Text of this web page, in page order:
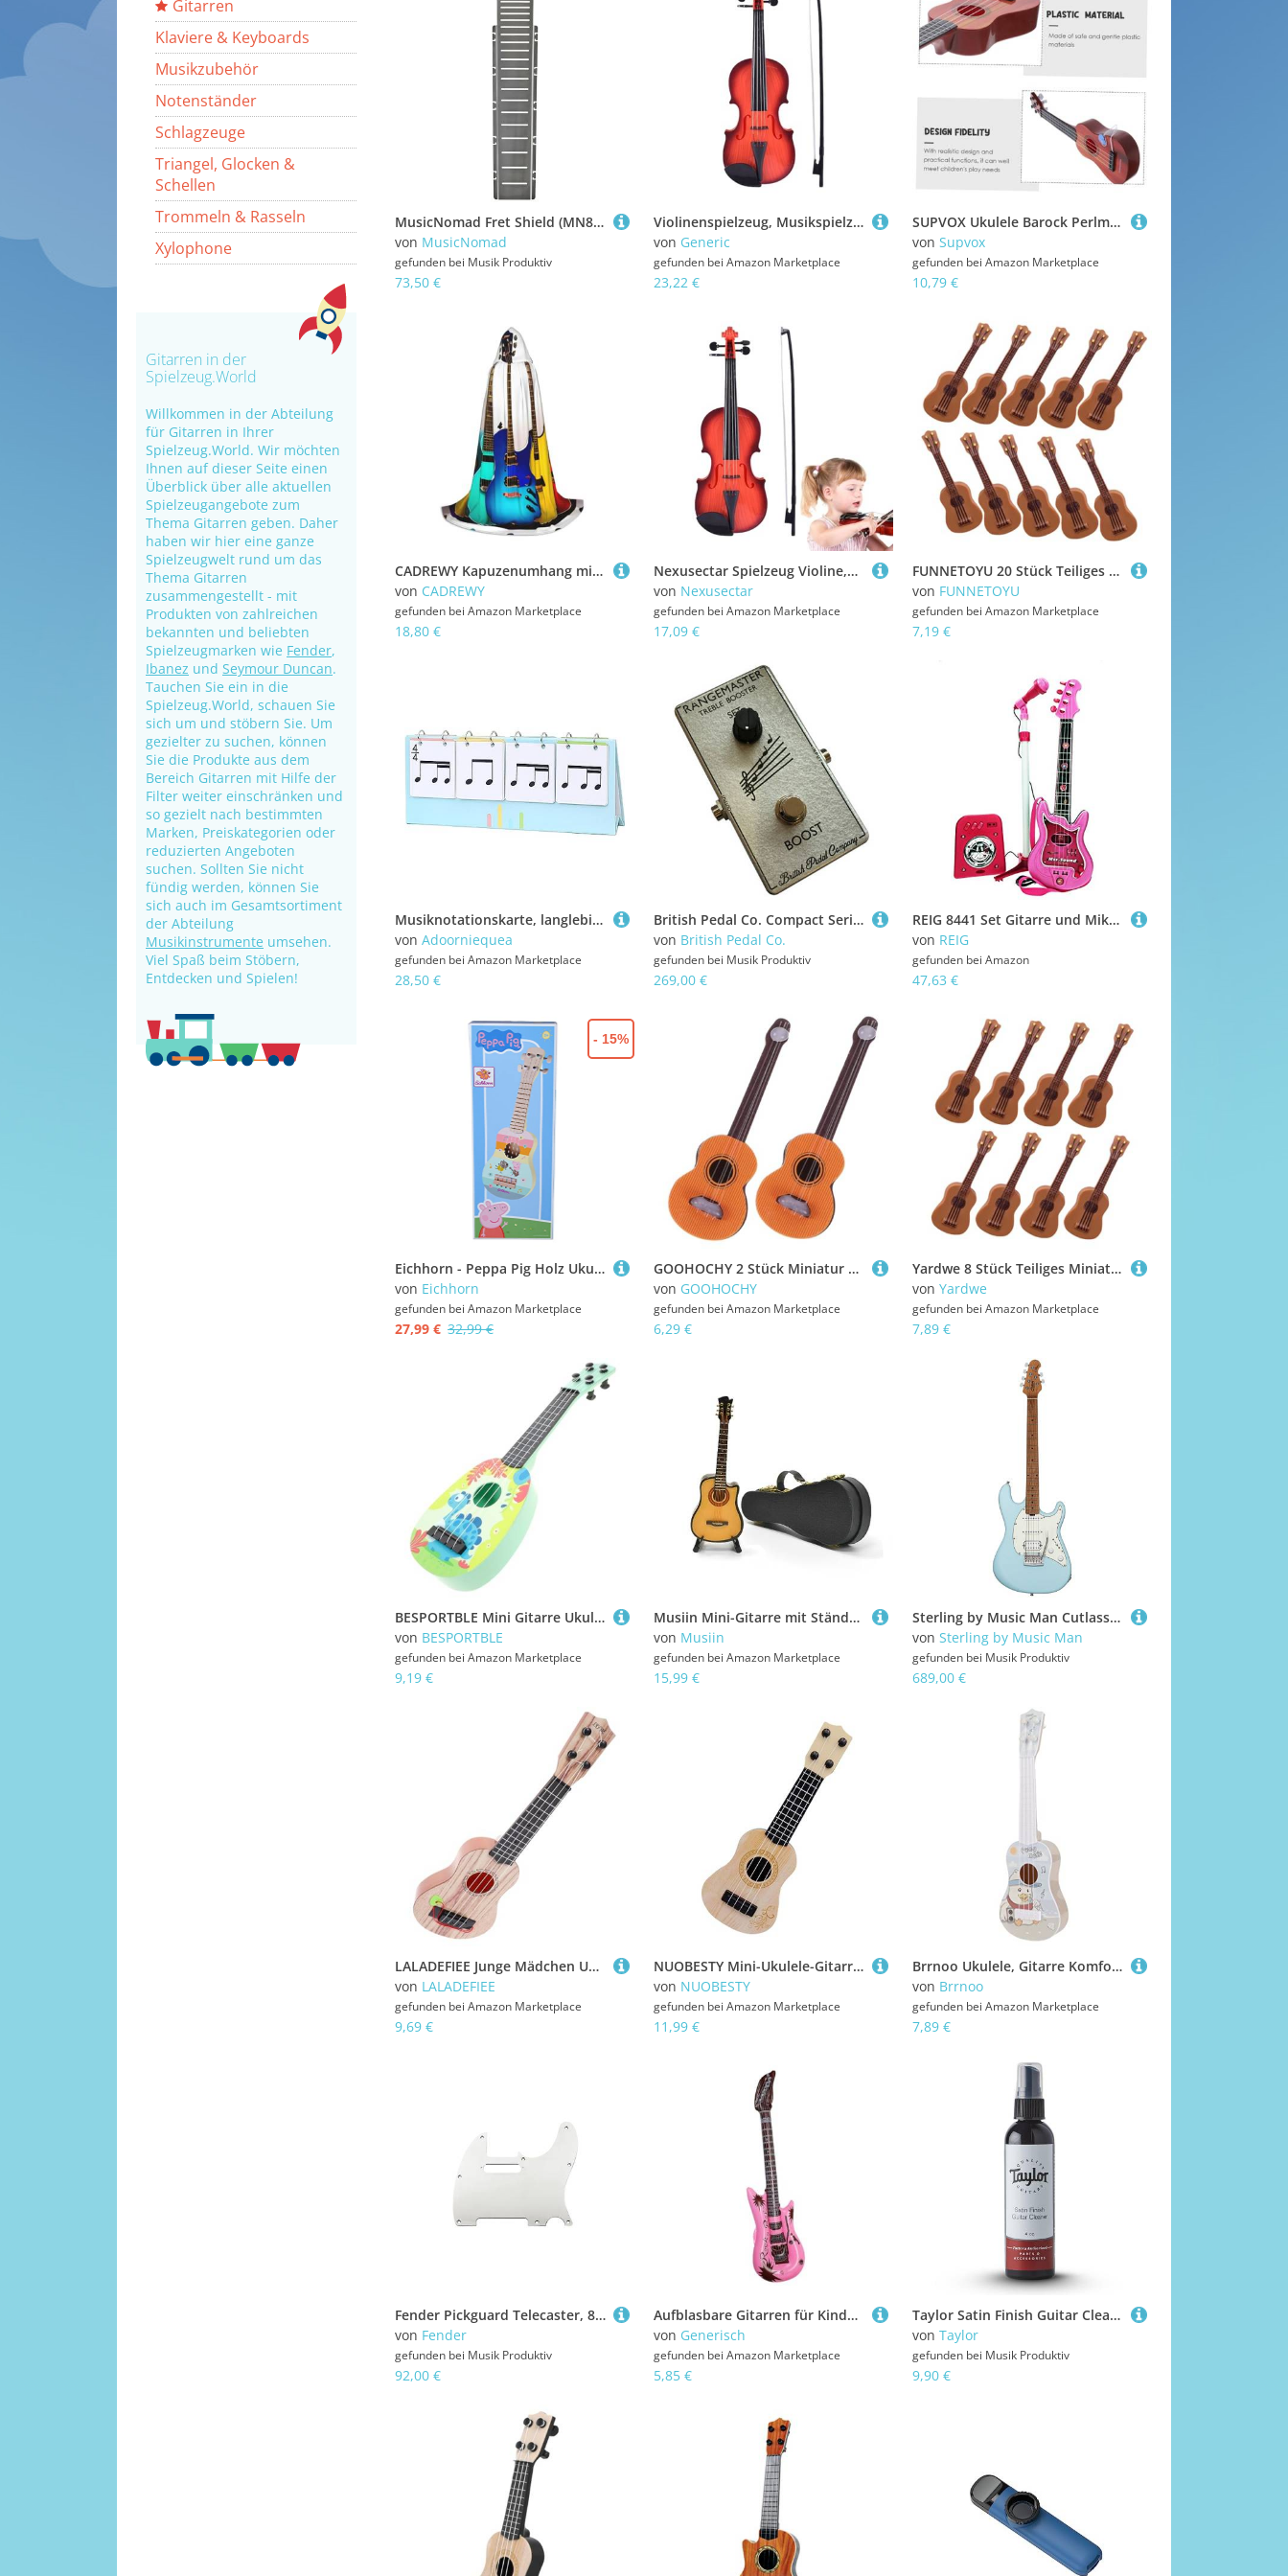
Gitarren
Klaviere & Keyboards
Musikzubehör
Notenständer
Schlagzeuge
Triangel, Glocken &
Schellen
Trommeln & Rasseln
Xylophone
Gitarren in der
Spielzeug.World
Willkommen in der Abteilung
für Gitarren in Ihrer
Spielzeug.World. Wir möchten
Ihnen auf dieser Seite einen
Überblick über alle aktuellen
Spielzeugangebote zum
Thema Gitarren geben. Daher
haben wir hier eine ganze
Spielzeugwelt rund um das
Thema Gitarren
zusammengestellt - mit
Produkten von zahlreichen
bekannten und beliebten
Spielzeugmarken wie Fender,
Ibanez und Seymour Duncan.
Tauchen Sie ein in die
Spielzeug.World, schauen Sie
sich um und stöbern Sie. Um
gezielter zu suchen, können
Sie die Produkte aus dem
Bereich Gitarren mit Hilfe der
Filter weiter einschränken und
so gezielt nach bestimmten
Marken, Preiskategorien oder
reduzierten Angeboten
suchen. Sollten Sie nicht
fündig werden, können Sie
sich auch im Gesamtsortiment
der Abteilung
Musikinstrumente umsehen.
Viel Spaß beim Stöbern,
Entdecken und Spielen!
MusicNomad Fret Shield (MN804) - Fretboard Protector Guard E Werkzeug
von MusicNomad
gefunden bei Musik Produktiv
73,50 €
Violinenspielzeug, Musikspielzeug für Kinder, Violineninstrument für Kleinkinder, für Mädchen im Vorschulalter, zum Lernen, Geburtstagstagebuch für die Familie
von Generic
gefunden bei Amazon Marketplace
23,22 €
SUPVOX Ukulele Barock Perlmutt Kaffee Gitarre Musikinstrument für Anfänger Leichte Realistische Kindergitarre zur Musikalischen Früherziehung und Eltern Junge Mädchen Spiele
von Supvox
gefunden bei Amazon Marketplace
10,79 €
CADREWY Kapuzenumhang mit buntem Gitarren-Druck, Unisex, Gothic-Kostüm, Karneval, Mottopartys, Vampir, festliche Dekoration
von CADREWY
gefunden bei Amazon Marketplace
18,80 €
Nexusectar Spielzeug Violine,Baby Musikinstrument Spielzeug | Realistische Geige Für Anfänger Mädchen Zum Üben Zu Hause Unterwegs Geburtstag Geschenk Familienaktivität Lernen
von Nexusectar
gefunden bei Amazon Marketplace
17,09 €
FUNNETOYU 20 Stück Teiliges Mini Gitarren Modell aus Langlebigem Resin Realistische Kleine Musikinstrumente für Puppenhaus Dekoration Robuste Miniatur Gitarren als Stilvolle Wohnkultur und
von FUNNETOYU
gefunden bei Amazon Marketplace
7,19 €
Musiknotationskarte, langlebige Lernkarten für Gitarre, Klavier, Anfänger
von Adoorniequea
gefunden bei Amazon Marketplace
28,50 €
British Pedal Co. Compact Series Dallas Range Master Treble Booster
von British Pedal Co.
gefunden bei Musik Produktiv
269,00 €
REIG 8441 Set Gitarre und Mikrofon
von REIG
gefunden bei Amazon
47,63 €
Eichhorn - Peppa Pig Holz Ukulele 43cm lang, fördert die auditive Wahrnehmung, 4 Nylonsaiten, stimmbar, aus Kiefernholz, Birkensperrholz, ab 3 Jahren
von Eichhorn
gefunden bei Amazon Marketplace
27,99 € 32,99 €
- 15%
GOOHOCHY 2 Stück Miniatur Gitarre Teilig Vintage Retro Holzmodell Realistisch Puppenhaus Dekoration Fotorequisit für Miniaturwelten und Spielzubehör
von GOOHOCHY
gefunden bei Amazon Marketplace
6,29 €
Yardwe 8 Stück Teiliges Miniatur gitarrenmodell aus Robustem Harz Kreative Puppenhaus Dekoration Detailreiche Musikinstrument replik Kompakt und Langlebig für Fotoaufnahmen und
von Yardwe
gefunden bei Amazon Marketplace
7,89 €
BESPORTBLE Mini Gitarre Ukulele Nachbildung Musikinstrument für Anfänger Pädagogisches Frühförderung Bühnenperformance
von BESPORTBLE
gefunden bei Amazon Marketplace
9,19 €
Musiin Mini-Gitarre mit Ständer und Koffer, 13 cm großer akustischer Mini-Cutaway mit 6 Saiten, Dekoration für Ihr Zuhause, Musikstudio, Schreibtisch, Regaldekoration(Cutaway)
von Musiin
gefunden bei Amazon Marketplace
15,99 €
Sterling by Music Man Cutlass HSS Daphne Blue Satin E-Gitarre
von Sterling by Music Man
gefunden bei Musik Produktiv
689,00 €
LALADEFIEE Junge Mädchen Ukulele Spielzeug Simulation Gitarrenspielzeug Musikinstrumentenspielzeug Für Junge Mädchen Lernspielzeug Früherziehung
von LALADEFIEE
gefunden bei Amazon Marketplace
9,69 €
NUOBESTY Mini-Ukulele-Gitarre FüR Kinder, 4-Saiten Plastik Spielzeuggitarre, Musikinstrument Lernspielzeug, PäDagogisches Musikspielzeug FüR Musikunterricht Und Geschenke, Beige
von NUOBESTY
gefunden bei Amazon Marketplace
11,99 €
Brrnoo Ukulele, Gitarre Komfortable Berührung Klärer Sound Niedliche Form Early Education Musik Spielzeug Musikspielzeug Realistisches Erscheinungsbild Kleinkindgitarre für (Stil 1)
von Brrnoo
gefunden bei Amazon Marketplace
7,89 €
Fender Pickguard Telecaster, 8-Hole Mount, Chrome-Plated, 1-Ply
von Fender
gefunden bei Musik Produktiv
92,00 €
Aufblasbare Gitarren für Kinder,Gitarrenballon | Aufblasendes Gitarrenspielzeug | Aufblasbares Gitarrenspielzeug für Partys, Blow Rock Gitarre, Partydekorationen, Foto-Requisiten für Geburtstagsfeier,
von Generisch
gefunden bei Amazon Marketplace
5,85 €
Taylor Satin Finish Guitar Cleaner Pflegemittel Gitarre/Bass
von Taylor
gefunden bei Musik Produktiv
9,90 €